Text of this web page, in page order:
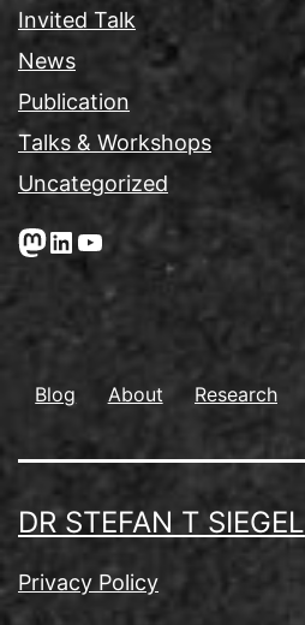
Invited Talk
News
Publication
Talks & Workshops
Uncategorized
Mastodon
LinkedIn
YouTube
Blog About Research
DR STEFAN T SIEGEL
Privacy Policy